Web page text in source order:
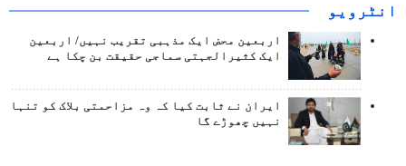
انٹرويو
اربعین محض ایک مذہبی تقریب نہیں/ اربعین
ایک کثیرالجہتی سماجی حقیقت بن چکا ہے
ایران نے ثابت کیا کہ وہ مزاحمتی بلاک کو تنہا
نہیں چھوڑے گا